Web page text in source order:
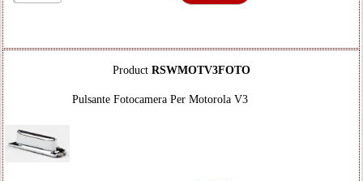
Product RSWMOTV3FOTO
Pulsante Fotocamera Per Motorola V3